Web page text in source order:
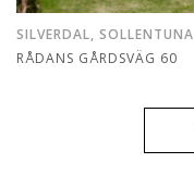
SILVERDAL, SOLLENTUNA
RÅDANS GÅRDSVÄG 60